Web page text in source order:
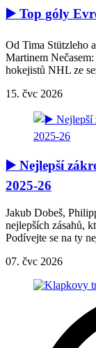
▶️ Top góly
Od Tima Stützleho
Martinem
hokejistů NHL ze
15. čvc 2026
▶️ Nejlepší
2025-26
Jakub Dobeš,
nejlepších zásahů,
Podívejte se na ty
07. čvc 2026